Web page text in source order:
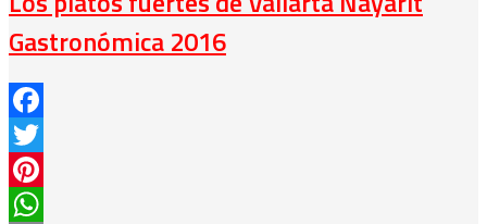
Gastronómica 2016
Facebook
Twitter
Pinterest